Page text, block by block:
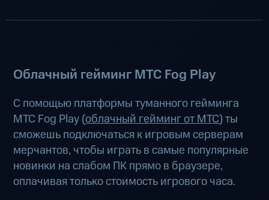
Облачный гейминг МТС Fog Play
С помощью платформы туманного гейминга
МТС Fog Play (облачный гейминг от МТС) ты
сможешь подключаться к игровым серверам
мерчантов, чтобы играть в самые популярные
новинки на слабом ПК прямо в браузере,
оплачивая только стоимость игрового часа.